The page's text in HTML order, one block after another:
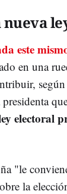
este
en una
electoral
"le
la